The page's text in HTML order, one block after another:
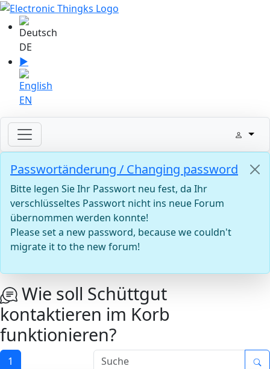
Sprache auswählen
DE
▶
EN
Passwortänderung / Changing password
Bitte legen Sie Ihr Passwort neu fest, da Ihr
verschlüsseltes Passwort nicht ins neue Forum
übernommen werden konnte!
Please set a new password, because we couldn't
migrate it to the new forum!
Wie soll Schüttgut
kontaktieren im Korb
funktionieren?
1